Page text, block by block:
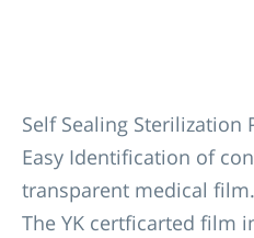
Self Sealing Sterilization
Easy Identification of
transparent medical film.
The YK certficarted film